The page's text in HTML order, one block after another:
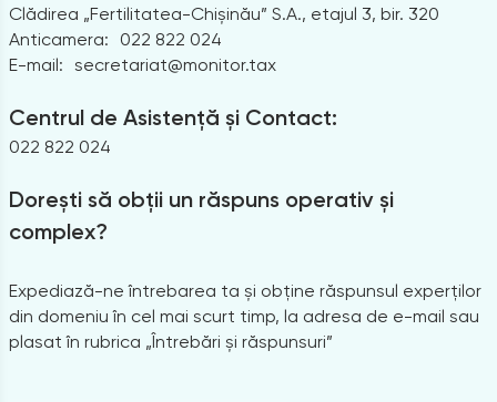
Clădirea „Fertilitatea-Chișinău” S.A., etajul 3, bir. 320
Anticamera:
022 822 024
E-mail: secretariat@monitor.tax
Centrul de Asistență și Contact:
022 822 024
Dorești să obții un răspuns operativ și
complex?
Expediază-ne întrebarea ta și obține răspunsul experților
din domeniu în cel mai scurt timp, la adresa de e-mail sau
plasat în rubrica „Întrebări și răspunsuri”